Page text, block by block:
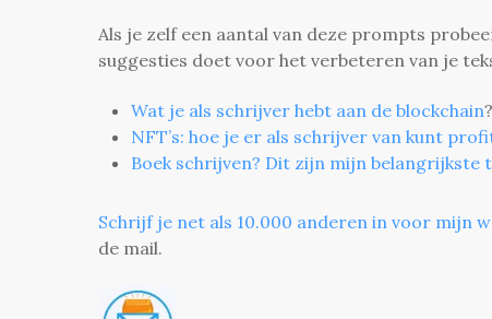
Als je zelf een aantal van deze prompts
suggesties doet voor het verbeteren van je
Wat je als schrijver hebt aan de blockchain?
NFT’s: hoe je er als schrijver van kunt
Boek schrijven? Dit zijn mijn belangrijkste
Schrijf je net als 10.000 anderen in voor mijn
de mail.